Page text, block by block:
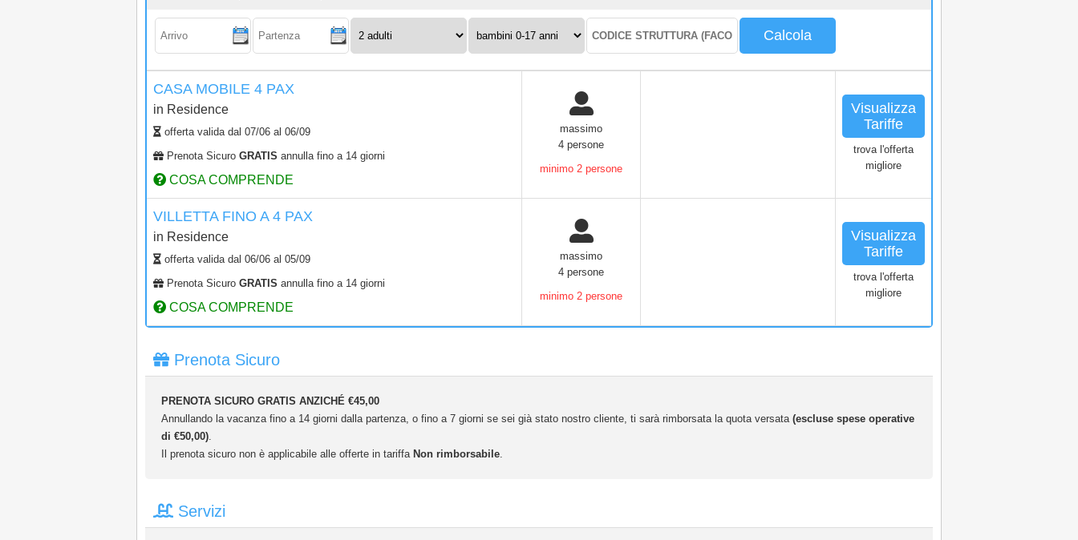
17
anni:
struttura:
Calcola
CASA MOBILE 4 PAX
in Residence
offerta valida dal 07/06 al 06/09
Prenota Sicuro GRATIS annulla fino a 14 giorni
COSA COMPRENDE
massimo
4 persone
minimo 2 persone
Visualizza
Tariffe
trova l'offerta
migliore
VILLETTA FINO A 4 PAX
in Residence
offerta valida dal 06/06 al 05/09
Prenota Sicuro GRATIS annulla fino a 14 giorni
COSA COMPRENDE
massimo
4 persone
minimo 2 persone
Visualizza
Tariffe
trova l'offerta
migliore
Prenota Sicuro
PRENOTA SICURO GRATIS ANZICHÉ €45,00
Annullando la vacanza fino a 14 giorni dalla partenza, o fino a 7 giorni se sei già stato nostro cliente, ti sarà rimborsata la quota versata (escluse spese operative
di €50,00).
Il prenota sicuro non è applicabile alle offerte in tariffa Non rimborsabile.
Servizi